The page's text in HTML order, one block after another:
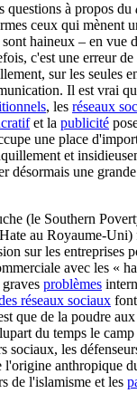
questions à propos du
ceux qui mènent
haineux – en vue
c'est une erreur de
sur les seules
Il est vrai
, les réseaux
et la publicité
une place
et
désormais une
(le Southern
au Royaume-Uni)
sur les entreprises
avec les «
problèmes
réseaux sociaux
que de la poudre
du temps le
sociaux, les
l'origine anthropique
de l'islamisme et les